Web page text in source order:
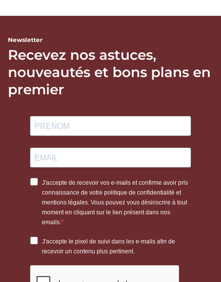
Newsletter
Recevez nos astuces,
nouveautés et bons plans en
premier